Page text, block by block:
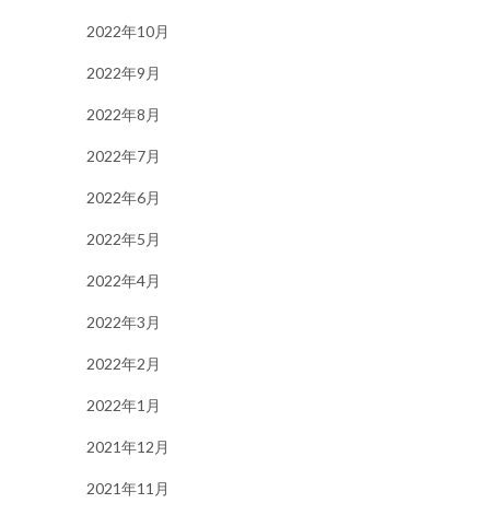
2022年10月
2022年9月
2022年8月
2022年7月
2022年6月
2022年5月
2022年4月
2022年3月
2022年2月
2022年1月
2021年12月
2021年11月